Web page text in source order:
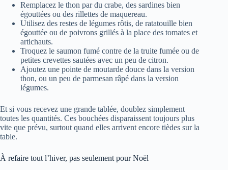
Remplacez le thon par du crabe, des sardines bien
égouttées ou des rillettes de maquereau.
Utilisez des restes de légumes rôtis, de ratatouille bien
égouttée ou de poivrons grillés à la place des tomates et
artichauts.
Troquez le saumon fumé contre de la truite fumée ou de
petites crevettes sautées avec un peu de citron.
Ajoutez une pointe de moutarde douce dans la version
thon, ou un peu de parmesan râpé dans la version
légumes.
Et si vous recevez une grande tablée, doublez simplement
toutes les quantités. Ces bouchées disparaissent toujours plus
vite que prévu, surtout quand elles arrivent encore tièdes sur la
table.
À refaire tout l’hiver, pas seulement pour Noël